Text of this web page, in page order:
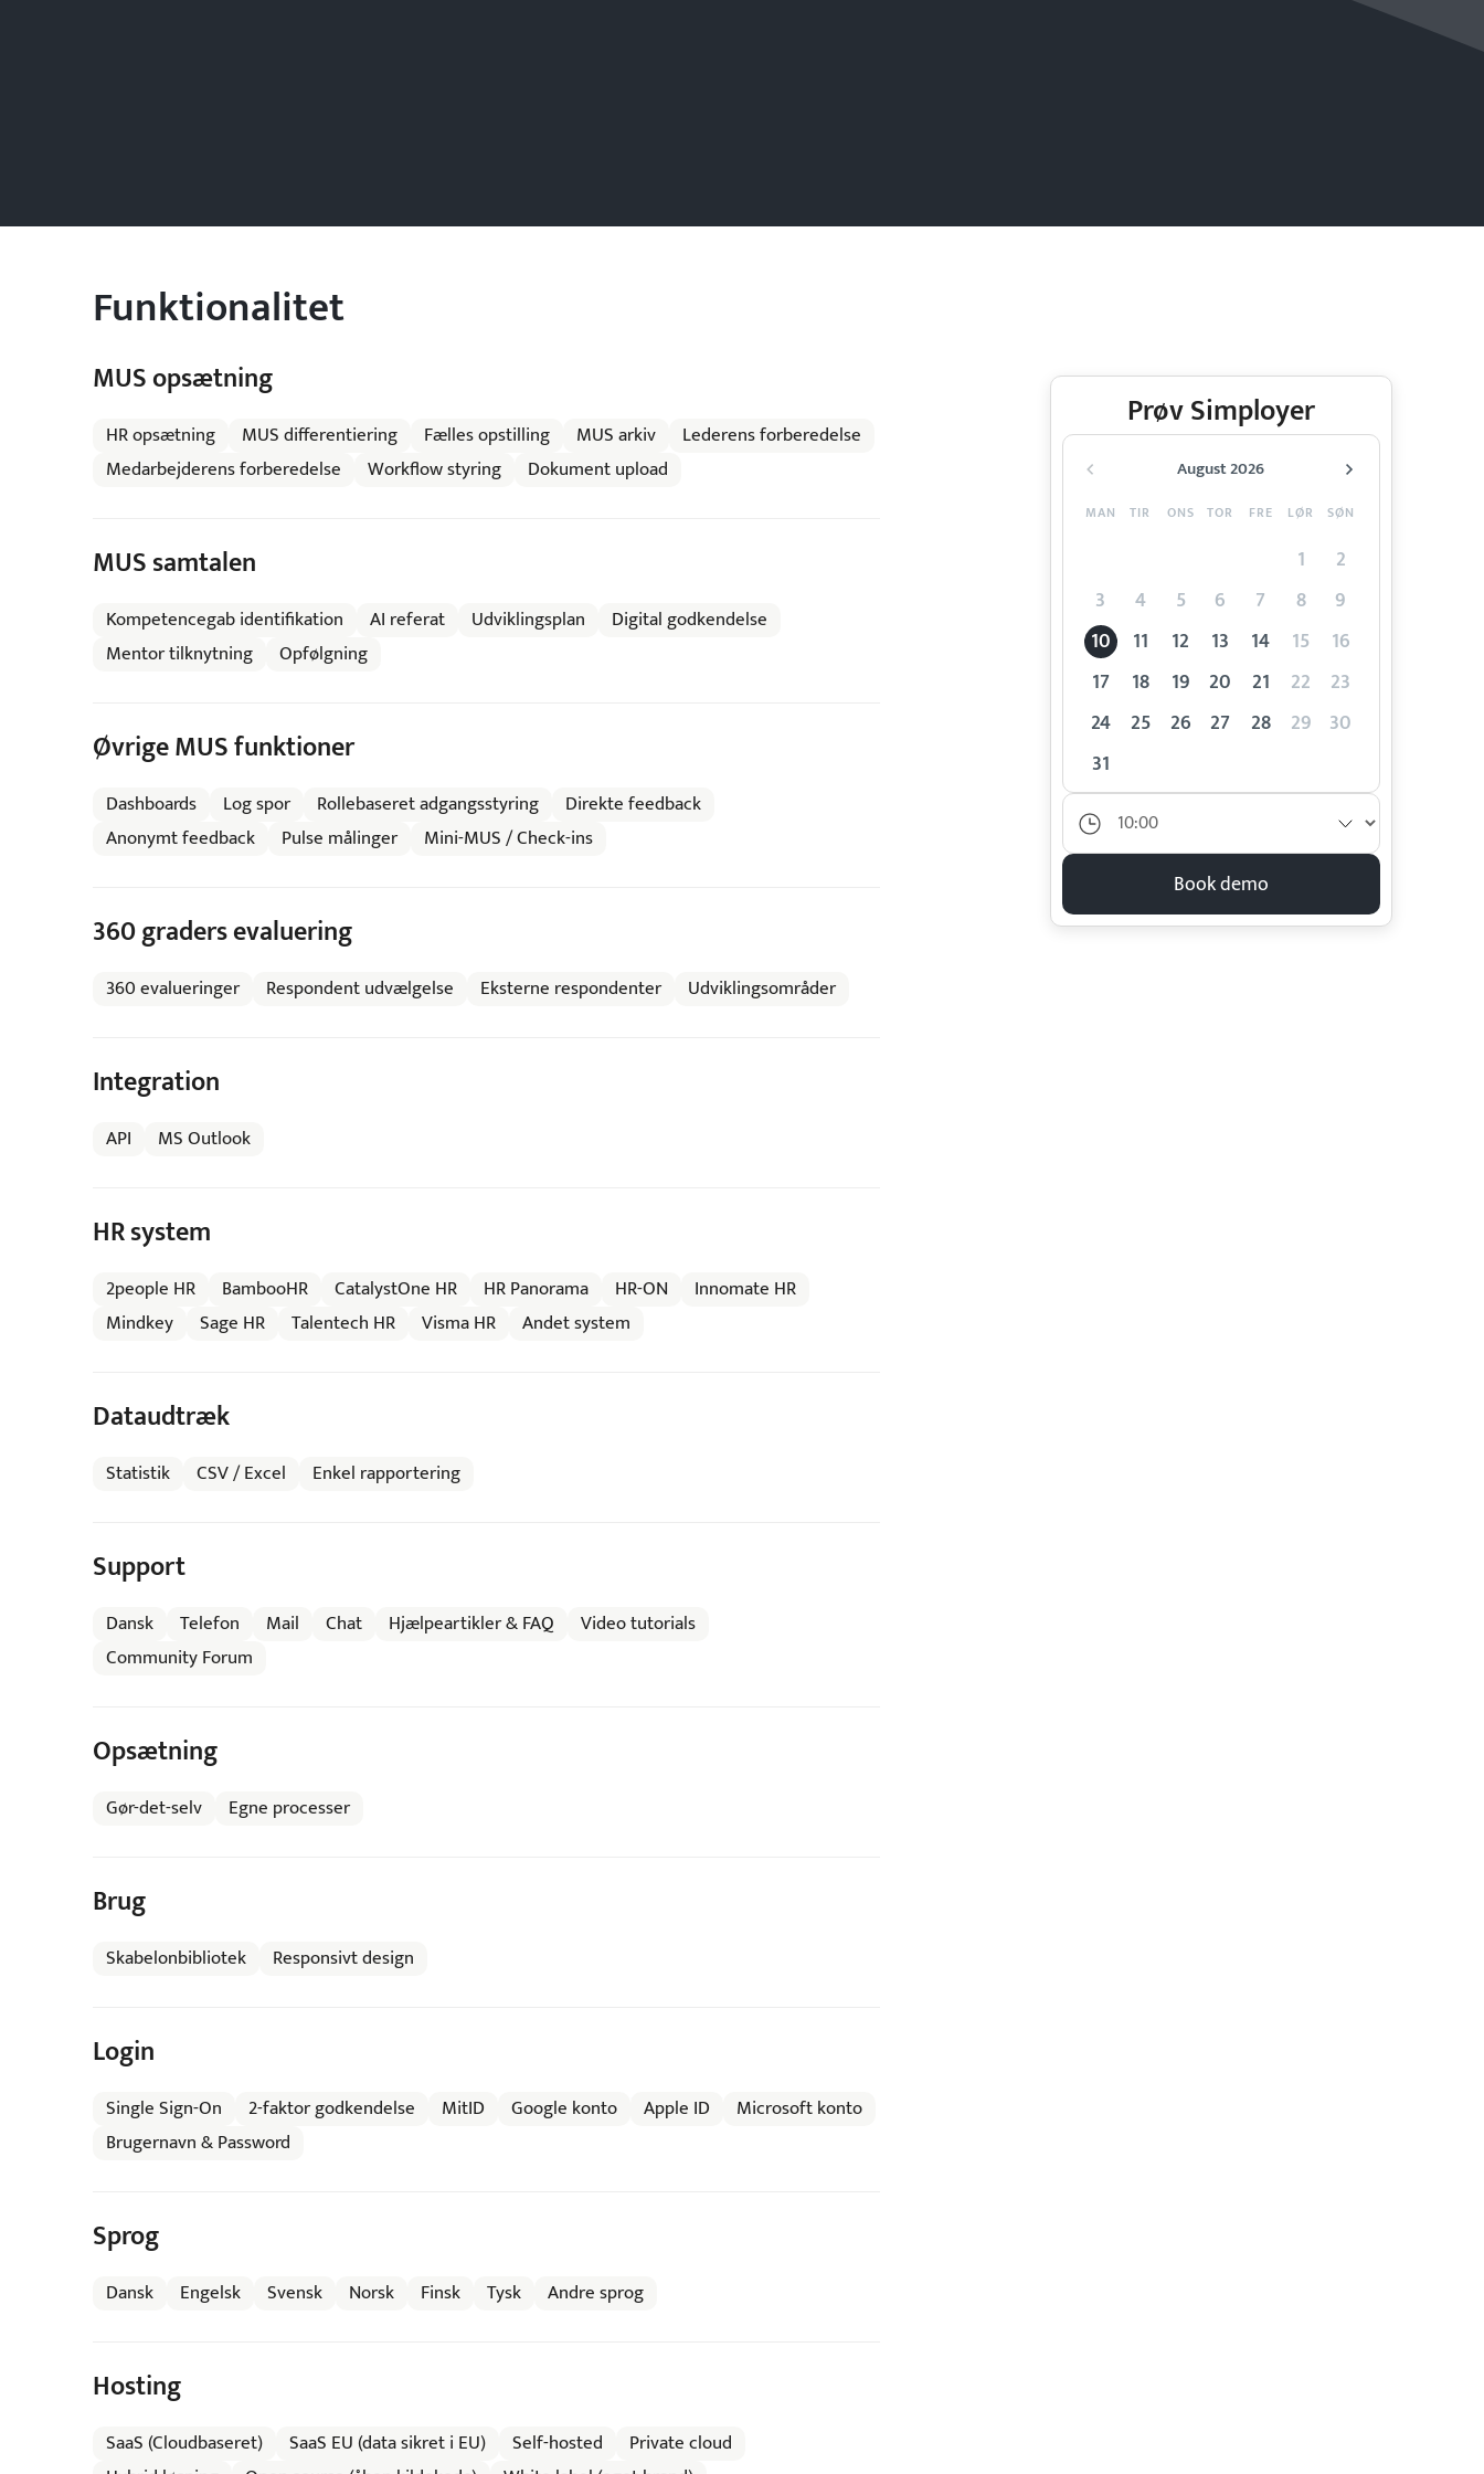
Prøv Simployer
August 2026
MAN TIR ONS TOR FRE LØR SØN
1
2
3
4 5 6 7 8
9
10
11 12 13 14 15
16
17
18 19 20 21 22
23
24
25 26 27 28 29 30
31
Book demo
Funktionalitet
MUS opsætning
HR opsætning MUS differentiering Fælles opstilling MUS arkiv
Lederens forberedelse
Medarbejderens forberedelse
Workflow styring Dokument upload
MUS samtalen
Kompetencegab identifikation AI referat Udviklingsplan
Digital godkendelse
Mentor tilknytning
Opfølgning
Øvrige MUS funktioner
Dashboards Log spor Rollebaseret adgangsstyring
Direkte feedback
Anonymt feedback
Pulse målinger Mini-MUS / Check-ins
360 graders evaluering
360 evalueringer Respondent udvælgelse Eksterne respondenter Udviklingsområder
Integration
API MS Outlook
HR system
2people HR BambooHR CatalystOne HR HR Panorama HR-ON
Innomate HR
Mindkey
Sage HR Talentech HR Visma HR Andet system
Dataudtræk
Statistik CSV / Excel Enkel rapportering
Support
Dansk Telefon Mail Chat Hjælpeartikler & FAQ
Video tutorials
Community Forum
Opsætning
Gør-det-selv Egne processer
Brug
Skabelonbibliotek Responsivt design
Login
Single Sign-On 2-faktor godkendelse MitID Google konto Apple ID
Microsoft konto
Brugernavn & Password
Sprog
Dansk Engelsk Svensk Norsk Finsk Tysk Andre sprog
Hosting
SaaS (Cloudbaseret) SaaS EU (data sikret i EU) Self-hosted
Private cloud